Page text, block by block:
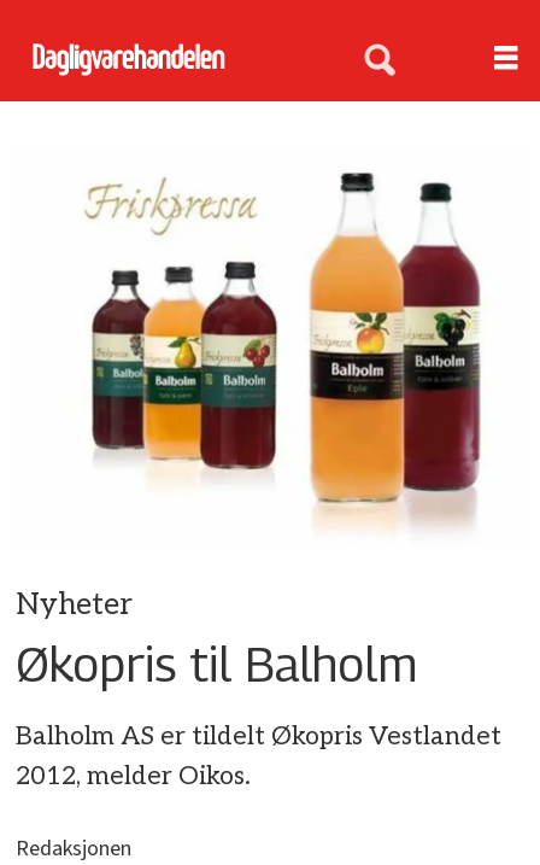
Nyheter
Økopris til Balholm
Balholm AS er tildelt Økopris Vestlandet
2012, melder Oikos.
Redaksjonen